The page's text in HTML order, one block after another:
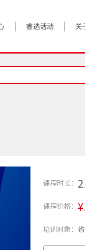
院
睿选活动
活动预告
往期回顾
关
课程时长：
课程价格：
培训对象：